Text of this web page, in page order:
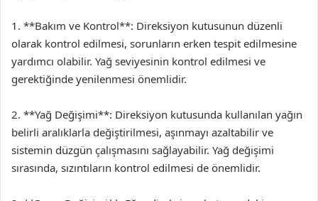
1. **Bakım ve Kontrol**: Direksiyon kutusunun düzenli
olarak kontrol edilmesi, sorunların erken tespit edilmesine
yardımcı olabilir. Yağ seviyesinin kontrol edilmesi ve
gerektiğinde yenilenmesi önemlidir.
2. **Yağ Değişimi**: Direksiyon kutusunda kullanılan yağın
belirli aralıklarla değiştirilmesi, aşınmayı azaltabilir ve
sistemin düzgün çalışmasını sağlayabilir. Yağ değişimi
sırasında, sızıntıların kontrol edilmesi de önemlidir.